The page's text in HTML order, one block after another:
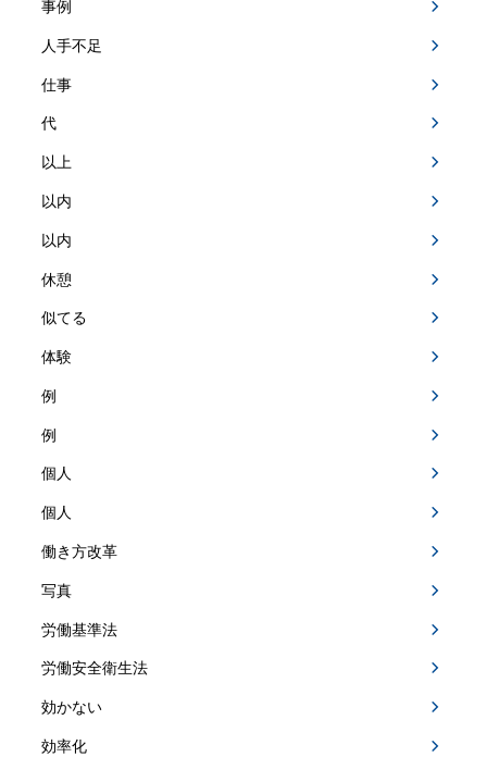
事例
人手不足
仕事
代
以上
以内
以内
休憩
似てる
体験
例
例
個人
個人
働き方改革
写真
労働基準法
労働安全衛生法
効かない
効率化